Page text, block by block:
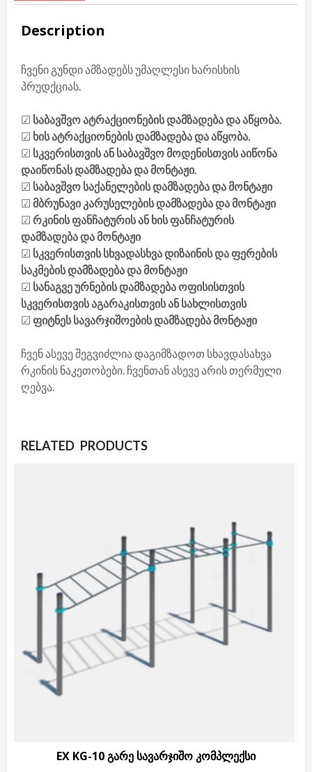
Description
ჩვენი გუნდი ამზადებს უმაღლესი ხარისხის
პრუდქციას.
☑ საბავშვო ატრაქციონების დამზადება და აწყობა.
☑ ხის ატრაქციონების დამზადება და აწყობა.
☑ სკვერისთვის ან საბავშვო მოდენისთვის აიწონა
დაიწონას დამზადება და მონტაჟი.
☑ საბავშვო საქანელების დამზადება და მონტაჟი
☑ მბრუნავი კარუსელების დამზადება და მონტაჟი
☑ რკინის ფანჩატურის ან ხის ფანჩატურის
დამზადება და მონტაჟი
☑ სკვერისთვის სხვადასხვა დიზაინის და ფერების
საკმების დამზადება და მონტაჟი
☑ სანაგვე ურნების დამზადება ოფისისთვის
სკვერისთვის აგარაკისთვის ან სახლისთვის
☑ ფიტნეს სავარჯიშოების დამზადება მონტაჟი
ჩვენ ასევე შეგვიძლია დაგიმზადოთ სხავდასახვა
რკინის ნაკეთობები. ჩვენთან ასევე არის თერმული
ღებვა.
RELATED PRODUCTS
EX KG-10 გარე სავარჯიშო კომპლექსი